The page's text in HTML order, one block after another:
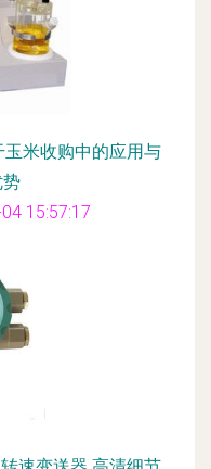
米收购中的应用与
15:57:17